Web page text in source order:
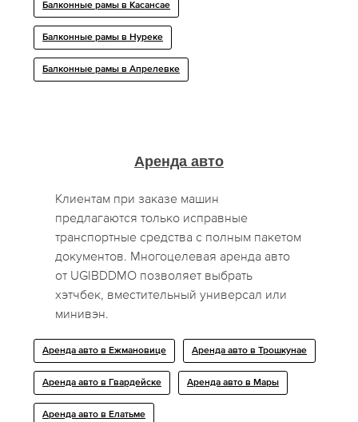
Балконные рамы в Касансае
Балконные рамы в Нуреке
Балконные рамы в Апрелевке
Аренда авто
Клиентам при заказе машин
предлагаются только исправные
транспортные средства с полным пакетом
документов. Многоцелевая аренда авто
от UGIBDDMO позволяет выбрать
хэтчбек, вместительный универсал или
минивэн.
Аренда авто в Ежмановице Аренда авто в Трошкунае
Аренда авто в Гвардейске Аренда авто в Мары
Аренда авто в Елатьме